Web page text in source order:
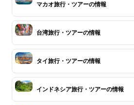
マカオ旅行・ツアーの情報
台湾旅行・ツアーの情報
タイ旅行・ツアーの情報
インドネシア旅行・ツアーの情報